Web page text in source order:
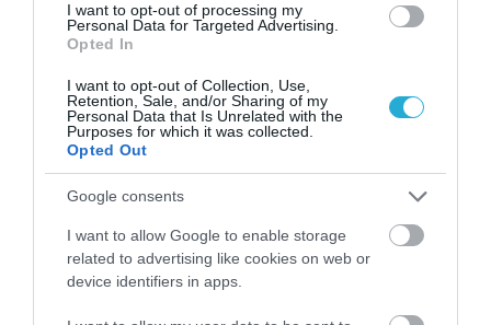
I want to opt-out of processing my
Personal Data for Targeted Advertising.
Opted In
I want to opt-out of Collection, Use,
Retention, Sale, and/or Sharing of my
Personal Data that Is Unrelated with the
Purposes for which it was collected.
Opted Out
Google consents
I want to allow Google to enable storage
related to advertising like cookies on web or
device identifiers in apps.
07.08.2026
Κάρτα Αγρότη: Τι αλλάζει από τις 28
Αυγούστου – Πώς θα ενεργοποιείται